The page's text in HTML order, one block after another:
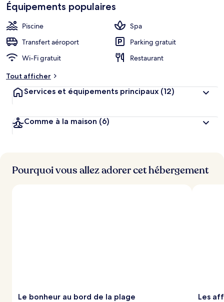
cœur
r
n
i
e
Équipements populaires
Piscine
Spa
Transfert aéroport
Parking gratuit
Wi-Fi gratuit
Restaurant
Tout afficher
Services et équipements principaux (12)
Comme à la maison (6)
Pourquoi vous allez adorer cet hébergement
Le bonheur au bord de la plage Les